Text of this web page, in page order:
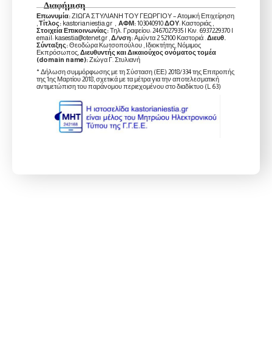
Διαφήμιση
Επωνυμία:ΖΙΩΓΑ ΣΤΥΛΙΑΝΗ ΤΟΥ ΓΕΩΡΓΙΟΥ – Ατομική Επιχείρηση
Τίτλος: kastorianiestia.gr , ΑΦΜ:103040910ΔΟΥ: Καστοριάς ,
Στοιχεία Επικοινωνίας:Τηλ. Γραφείου: 2467027935 | Κιν. 6937229370 |
email: kasestia@otenet.gr , Δ/νση:Αμύντα 2 52100 Καστοριά . Διευθ.
Σύνταξης:Θεοδώρα Κωτσοπούλου , Ιδιοκτήτης, Νόμιμος
Εκπρόσωπος, Διευθυντής και Δικαιούχος ονόματος τομέα
(domain name):Ζιώγα Γ. Στυλιανή
* Δήλωση συμμόρφωσης με τη Σύσταση (ΕΕ) 2018/334 της Επιτροπής
της 1ης Μαρτίου 2018, σχετικά με τα μέτρα για την αποτελεσματική
αντιμετώπιση του παράνομου περιεχομένου στο διαδίκτυο (L 63)